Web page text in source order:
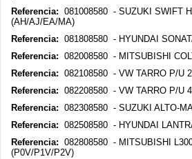
Referencia: 081008580 - SUZUKI SWIFT
(AH/AJ/EA/MA)
Referencia: 081808580 - HYUNDAI
Referencia: 082008580 - MITSUBISHI
Referencia: 082108580 - VW TARRO P/U
Referencia: 082208580 - VW TARRO P/U
Referencia: 082308580 - SUZUKI ALTO-
Referencia: 082508580 - HYUNDAI
Referencia: 082808580 - MITSUBISHI
(P0V/P1V/P2V)